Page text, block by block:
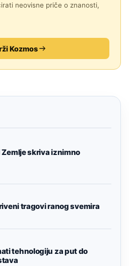
neovisne priče o znanosti,
Kozmos
skriva iznimno
tragovi ranog svemira
tehnologiju za put do